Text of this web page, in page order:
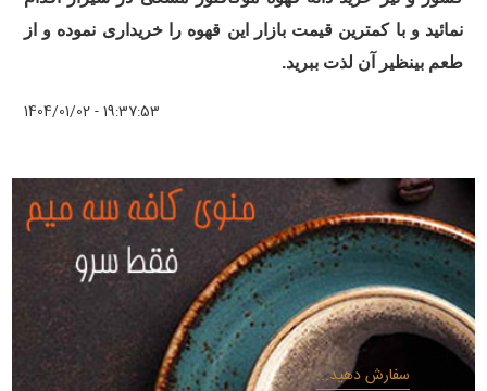
نمائید و با کمترین قیمت بازار این قهوه را خریداری نموده و از
طعم بینظیر آن لذت ببرید.
1404/01/02 - 19:37:53
سفارش دهید...